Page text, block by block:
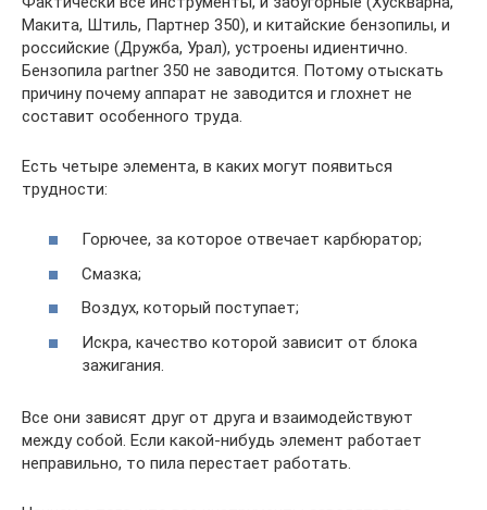
Макита, Штиль, Партнер 350), и китайские бензопилы, и
российские (Дружба, Урал), устроены идиентично.
Бензопила partner 350 не заводится. Потому отыскать
причину почему аппарат не заводится и глохнет не
составит особенного труда.
Есть четыре элемента, в каких могут появиться
трудности:
Горючее, за которое отвечает карбюратор;
Смазка;
Воздух, который поступает;
Искра, качество которой зависит от блока
зажигания.
Все они зависят друг от друга и взаимодействуют
между собой. Если какой-нибудь элемент работает
неправильно, то пила перестает работать.